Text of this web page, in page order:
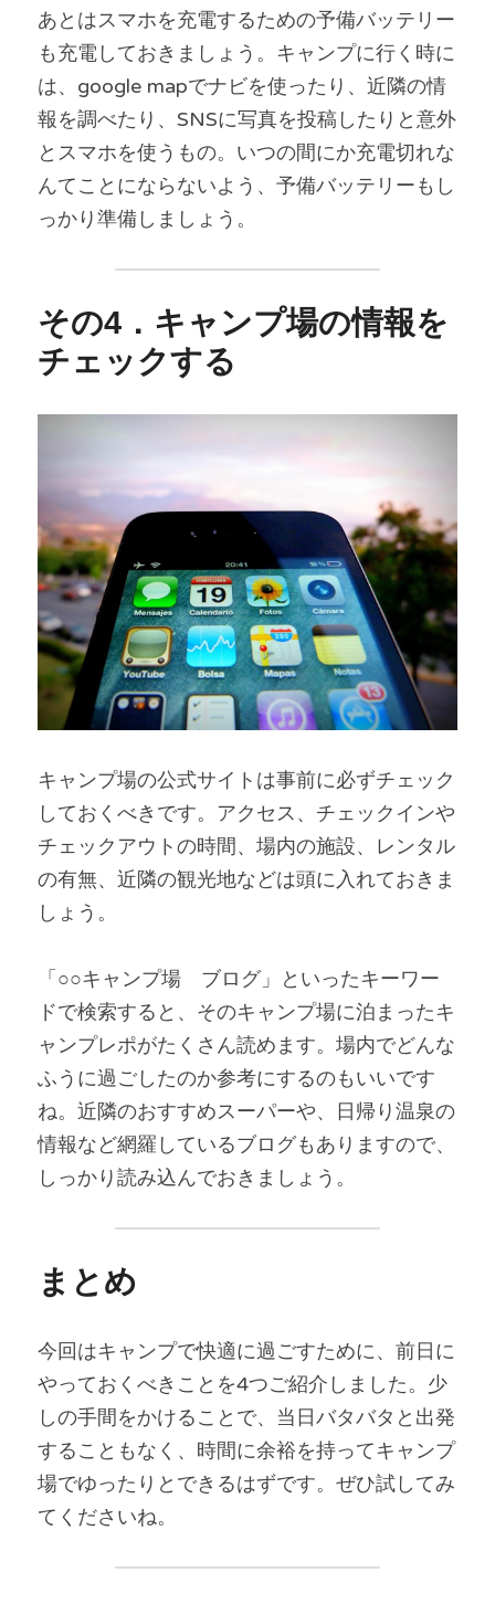
あとはスマホを充電するための予備バッテリー
も充電しておきましょう。キャンプに行く時に
は、google mapでナビを使ったり、近隣の情
報を調べたり、SNSに写真を投稿したりと意外
とスマホを使うもの。いつの間にか充電切れな
んてことにならないよう、予備バッテリーもし
っかり準備しましょう。
その4 ．キャンプ場の情報を
チェックする
キャンプ場の公式サイトは事前に必ずチェック
しておくべきです。アクセス、チェックインや
チェックアウトの時間、場内の施設、レンタル
の有無、近隣の観光地などは頭に入れておきま
しょう。
「○○キャンプ場　ブログ」といったキーワー
ドで検索すると、そのキャンプ場に泊まったキ
ャンプレポがたくさん読めます。場内でどんな
ふうに過ごしたのか参考にするのもいいです
ね。近隣のおすすめスーパーや、日帰り温泉の
情報など網羅しているブログもありますので、
しっかり読み込んでおきましょう。
まとめ
今回はキャンプで快適に過ごすために、前日に
やっておくべきことを4つご紹介しました。少
しの手間をかけることで、当日バタバタと出発
することもなく、時間に余裕を持ってキャンプ
場でゆったりとできるはずです。ぜひ試してみ
てくださいね。